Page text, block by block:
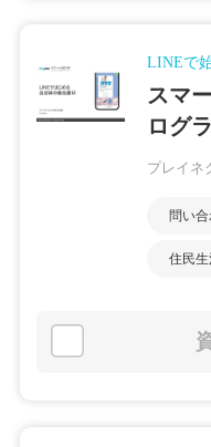
LINEで
スマ
ログ
プレイネ
問い
住民